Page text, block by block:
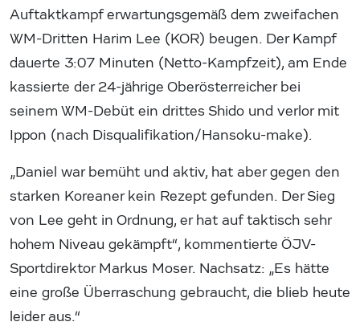
Auftaktkampf erwartungsgemäß dem zweifachen
WM-Dritten Harim Lee (KOR) beugen. Der Kampf
dauerte 3:07 Minuten (Netto-Kampfzeit), am Ende
kassierte der 24-jährige Oberösterreicher bei
seinem WM-Debüt ein drittes Shido und verlor mit
Ippon (nach Disqualifikation/Hansoku-make).
„Daniel war bemüht und aktiv, hat aber gegen den
starken Koreaner kein Rezept gefunden. Der Sieg
von Lee geht in Ordnung, er hat auf taktisch sehr
hohem Niveau gekämpft“, kommentierte ÖJV-
Sportdirektor Markus Moser. Nachsatz: „Es hätte
eine große Überraschung gebraucht, die blieb heute
leider aus.“